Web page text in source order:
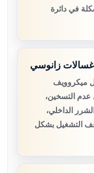
في دائرة
زانوسي
ميكروويف
التسخين،
الداخلي،
التشغيل بشكل